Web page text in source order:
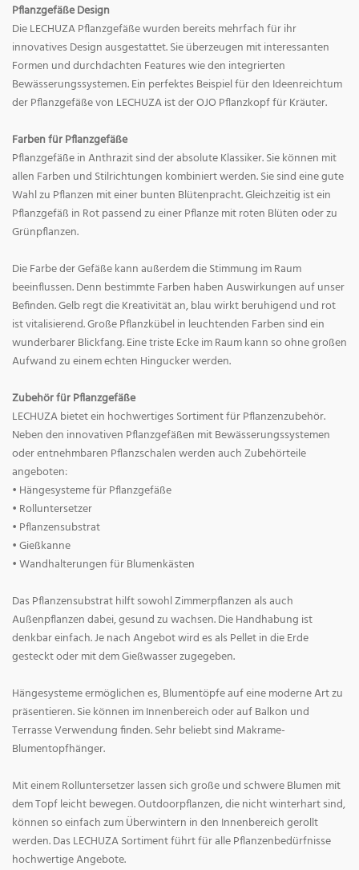
Pflanzgefäße Design
Die LECHUZA Pflanzgefäße wurden bereits mehrfach für ihr
innovatives Design ausgestattet. Sie überzeugen mit interessanten
Formen und durchdachten Features wie den integrierten
Bewässerungssystemen. Ein perfektes Beispiel für den Ideenreichtum
der Pflanzgefäße von LECHUZA ist der OJO Pflanzkopf für Kräuter.
Farben für Pflanzgefäße
Pflanzgefäße in Anthrazit sind der absolute Klassiker. Sie können mit
allen Farben und Stilrichtungen kombiniert werden. Sie sind eine gute
Wahl zu Pflanzen mit einer bunten Blütenpracht. Gleichzeitig ist ein
Pflanzgefäß in Rot passend zu einer Pflanze mit roten Blüten oder zu
Grünpflanzen.
Die Farbe der Gefäße kann außerdem die Stimmung im Raum
beeinflussen. Denn bestimmte Farben haben Auswirkungen auf unser
Befinden. Gelb regt die Kreativität an, blau wirkt beruhigend und rot
ist vitalisierend. Große Pflanzkübel in leuchtenden Farben sind ein
wunderbarer Blickfang. Eine triste Ecke im Raum kann so ohne großen
Aufwand zu einem echten Hingucker werden.
Zubehör für Pflanzgefäße
LECHUZA bietet ein hochwertiges Sortiment für Pflanzenzubehör.
Neben den innovativen Pflanzgefäßen mit Bewässerungssystemen
oder entnehmbaren Pflanzschalen werden auch Zubehörteile
angeboten:
• Hängesysteme für Pflanzgefäße
• Rolluntersetzer
• Pflanzensubstrat
• Gießkanne
• Wandhalterungen für Blumenkästen
Das Pflanzensubstrat hilft sowohl Zimmerpflanzen als auch
Außenpflanzen dabei, gesund zu wachsen. Die Handhabung ist
denkbar einfach. Je nach Angebot wird es als Pellet in die Erde
gesteckt oder mit dem Gießwasser zugegeben.
Hängesysteme ermöglichen es, Blumentöpfe auf eine moderne Art zu
präsentieren. Sie können im Innenbereich oder auf Balkon und
Terrasse Verwendung finden. Sehr beliebt sind Makrame-
Blumentopfhänger.
Mit einem Rolluntersetzer lassen sich große und schwere Blumen mit
dem Topf leicht bewegen. Outdoorpflanzen, die nicht winterhart sind,
können so einfach zum Überwintern in den Innenbereich gerollt
werden. Das LECHUZA Sortiment führt für alle Pflanzenbedürfnisse
hochwertige Angebote.